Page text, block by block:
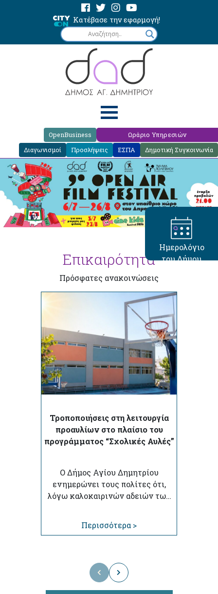
Κατέβασε την εφαρμογή!
Ωράριο Υπηρεσιών
OpenBusiness
Δημοτική Συγκοινωνία
ΕΣΠΑ
Προσλήψεις
Διαγωνισμοί
Ημερολόγιο
του Δήμου
Επικαιρότητα
Πρόσφατες ανακοινώσεις
Τροποποιήσεις στη λειτουργία
προαυλίων στο πλαίσιο του
προγράμματος “Σχολικές Αυλές”
Ο Δήμος Αγίου Δημητρίου
ενημερώνει τους πολίτες ότι,
λόγω καλοκαιρινών αδειών των
αναστέλλεται προσωρινά η
λειτουργία των σχολικών αυλών
Περισσότερα >